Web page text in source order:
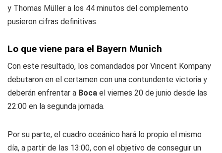
y Thomas Müller a los 44 minutos del complemento
pusieron cifras definitivas.
Lo que viene para el Bayern Munich
Con este resultado, los comandados por Vincent Kompany
debutaron en el certamen con una contundente victoria y
deberán enfrentar a Boca el viernes 20 de junio desde las
22:00 en la segunda jornada.
Por su parte, el cuadro oceánico hará lo propio el mismo
día, a partir de las 13:00, con el objetivo de conseguir un